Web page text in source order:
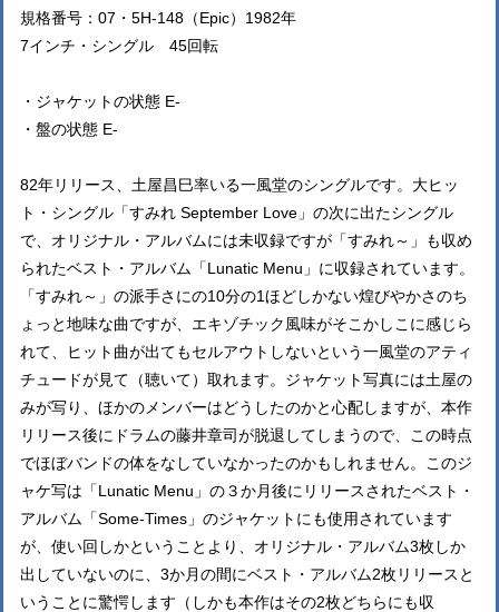
規格番号：07・5H-148（Epic）1982年
7インチ・シングル 45回転
・ジャケットの状態 E-
・盤の状態 E-
82年リリース、土屋昌巳率いる一風堂のシングルです。大ヒッ
ト・シングル「すみれ September Love」の次に出たシングル
で、オリジナル・アルバムには未収録ですが「すみれ～」も収め
られたベスト・アルバム「Lunatic Menu」に収録されています。
「すみれ～」の派手さにの10分の1ほどしかない煌びやかさのち
ょっと地味な曲ですが、エキゾチック風味がそこかしこに感じら
れて、ヒット曲が出てもセルアウトしないという一風堂のアティ
チュードが見て（聴いて）取れます。ジャケット写真には土屋の
みが写り、ほかのメンバーはどうしたのかと心配しますが、本作
リリース後にドラムの藤井章司が脱退してしまうので、この時点
でほぼバンドの体をなしていなかったのかもしれません。このジ
ャケ写は「Lunatic Menu」の３か月後にリリースされたベスト・
アルバム「Some-Times」のジャケットにも使用されています
が、使い回しかということより、オリジナル・アルバム3枚しか
出していないのに、3か月の間にベスト・アルバム2枚リリースと
いうことに驚愕します（しかも本作はその2枚どちらにも収